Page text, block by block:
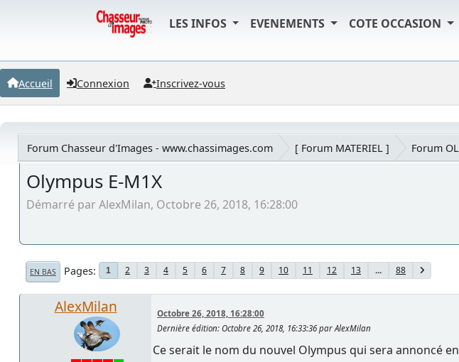
LES INFOS EVENEMENTS COTE OCCASION
Accueil Connexion Inscrivez-vous
Forum Chasseur d'Images - www.chassimages.com [ Forum MATERIEL ] Forum
Olympus E-M1X
Démarré par AlexMilan, Octobre 26, 2018, 16:28:00
EN BAS Pages 1 2 3 4 5 6 7 8 9 10 11 12 13 ... 88
AlexMilan
Octobre 26, 2018, 16:28:00
Dernière édition: Octobre 26, 2018, 16:33:36 par AlexMilan
Ce serait le nom du nouvel Olympus qui sera annoncé